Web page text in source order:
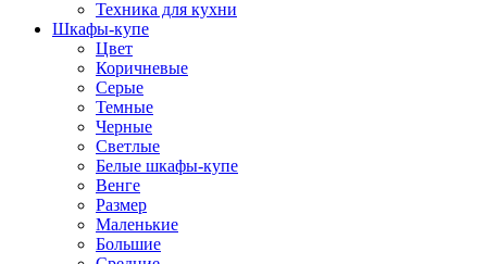
Техника для кухни
Шкафы-купе
Цвет
Коричневые
Серые
Темные
Черные
Светлые
Белые шкафы-купе
Венге
Размер
Маленькие
Большие